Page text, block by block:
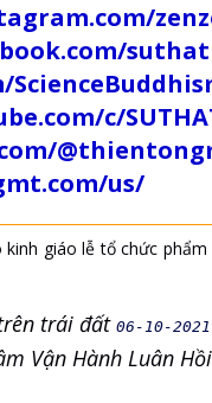
c/
us/
kinh giáo lễ tổ chức phẩm
trái đất 06-10-2021
Vận Hành Luân